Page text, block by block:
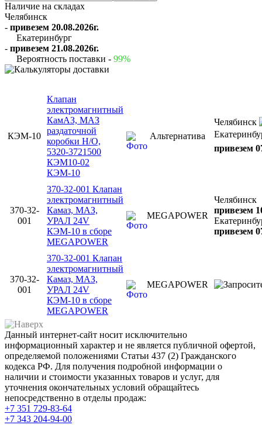
Наличие на складах
Челябинск
- привезем 20.08.2026г.
Екатеринбург
- привезем 21.08.2026г.
Вероятность поставки - 99%
КЭМ-10
Клапан
электромагнитный
КамАЗ, МАЗ
раздаточной
коробки Н/О,
5320-3721500
КЭМ10-02
КЭМ-10
Альтернатива
Челябинск
привезем
370-32-
001
370-32-001 Клапан
электромагнитный
Камаз, МАЗ,
УРАЛ 24V
КЭМ-10 в сборе
MEGAPOWER
MEGAPOWER
Челябинск
привезем
привезем
370-32-
001
370-32-001 Клапан
электромагнитный
Камаз, МАЗ,
УРАЛ 24V
КЭМ-10 в сборе
MEGAPOWER
MEGAPOWER
Данный интернет-сайт носит исключительно
информационный характер и не является публичной офертой,
определяемой положениями Статьи 437 (2) Гражданского
кодекса РФ. Для получения подробной информации о
наличии и стоимости указанных товаров и услуг, для
уточнения окончательных условий обращайтесь
непосредственно в отделы продаж:
+7 351 729-83-64
+7 343 204-94-00